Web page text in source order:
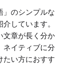
」のシンプルな
しています。
文章が長く分か
ネイティブに分
たい方におすす